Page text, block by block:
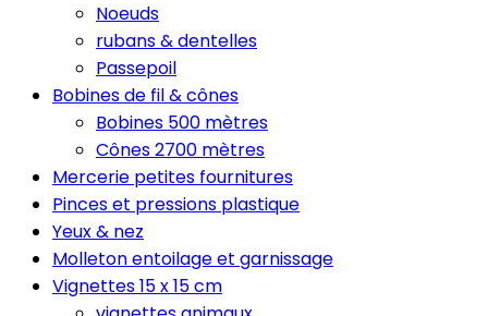
Noeuds
rubans & dentelles
Passepoil
Bobines de fil & cônes
Bobines 500 mètres
Cônes 2700 mètres
Mercerie petites fournitures
Pinces et pressions plastique
Yeux & nez
Molleton entoilage et garnissage
Vignettes 15 x 15 cm